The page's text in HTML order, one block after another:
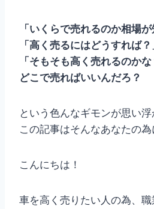
「いくらで売れるのか相場が
「高く売るにはどうすれば？
「そもそも高く売れるのかな
どこで売ればいいんだろ？
という色んなギモンが思い浮
この記事はそんなあなたの為
こんにちは！
車を高く売りたい人の為、